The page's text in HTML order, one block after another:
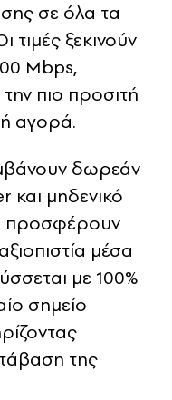
σε όλα τα
ξεκινούν
Mbps,
πιο προσιτή
αγορά.
δωρεάν
και μηδενικό
προσφέρουν
μέσα
με 100%
σημείο
της